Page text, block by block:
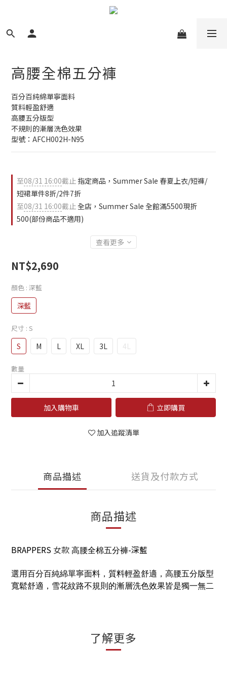
高腰全棉五分褲
百分百純綿單寧面料
質料輕盈舒適
高腰五分版型
不規則的漸層洗色效果
型號：AFCH002H-N95
至08/31 16:00截止 指定商品，Summer Sale 春夏上衣/短褲/
短裙單件8折/2件7折
至08/31 16:00截止全店，Summer Sale 全館滿5500現折
500(部份商品不適用)
查看更多
NT$2,690
顏色 : 深藍
深藍
尺寸 : S
S M L XL 3L 4L
數量
加入購物車 立即購買
加入追蹤清單
商品描述 送貨及付款方式
商品描述
BRAPPERS 女款 高腰全棉五分褲-深藍
選用百分百純綿單寧面料，質料輕盈舒適，高腰五分版型
寬鬆舒適，雪花紋路不規則的漸層洗色效果皆是獨一無二
了解更多